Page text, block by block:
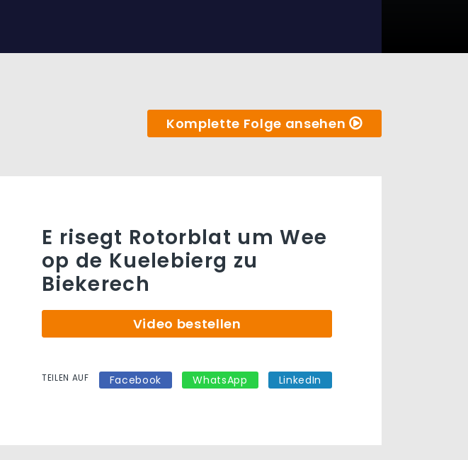
Komplette Folge ansehen
E risegt Rotorblat um Wee
op de Kuelebierg zu
Biekerech
Video bestellen
TEILEN AUF Facebook WhatsApp LinkedIn